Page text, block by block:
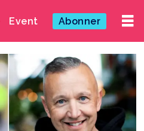
Event Abonner